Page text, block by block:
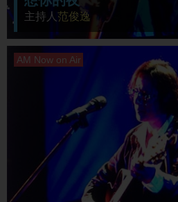
主持人 范俊逸